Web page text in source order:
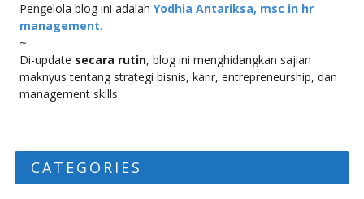
Pengelola blog ini adalah Yodhia Antariksa, msc in hr
management.
~
Di-update secara rutin, blog ini menghidangkan sajian
maknyus tentang strategi bisnis, karir, entrepreneurship, dan
management skills.
CATEGORIES